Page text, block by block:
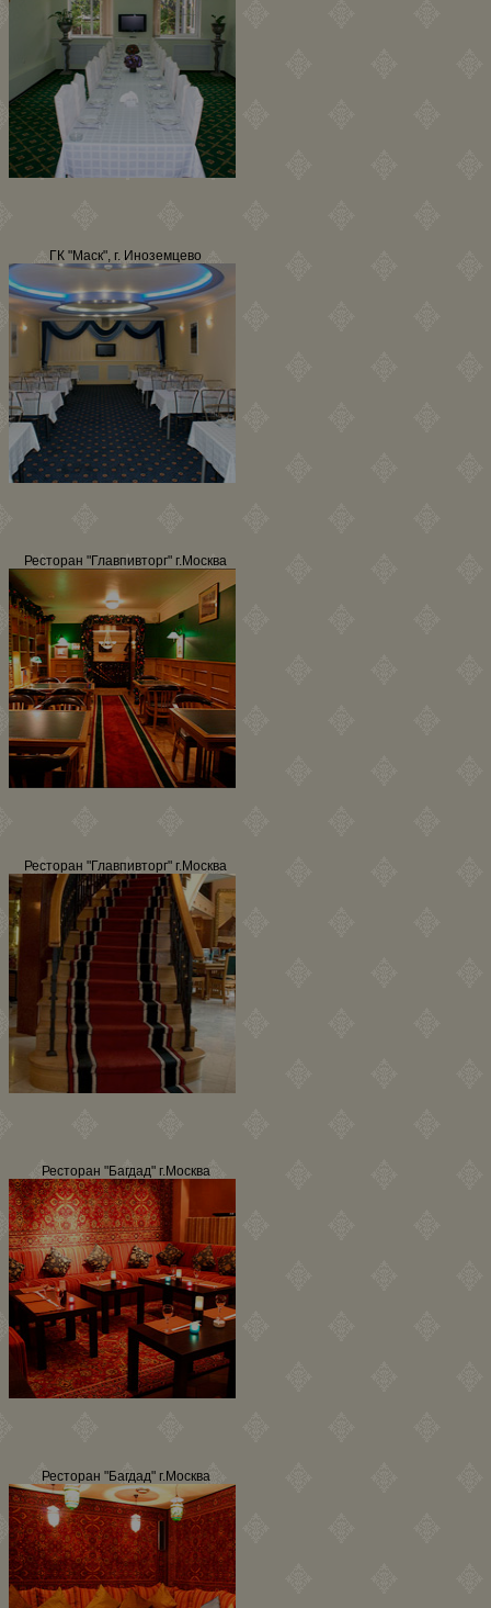
ГК "Маск", г. Иноземцево
Ресторан "Главпивторг" г.Москва
Ресторан "Главпивторг" г.Москва
Ресторан "Багдад" г.Москва
Ресторан "Багдад" г.Москва